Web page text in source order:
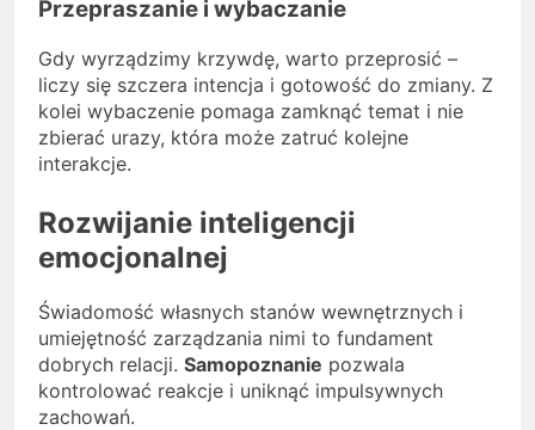
Przepraszanie i wybaczanie
Gdy wyrządzimy krzywdę, warto przeprosić –
liczy się szczera intencja i gotowość do zmiany. Z
kolei wybaczenie pomaga zamknąć temat i nie
zbierać urazy, która może zatruć kolejne
interakcje.
Rozwijanie inteligencji
emocjonalnej
Świadomość własnych stanów wewnętrznych i
umiejętność zarządzania nimi to fundament
dobrych relacji. Samopoznanie pozwala
kontrolować reakcje i uniknąć impulsywnych
zachowań.